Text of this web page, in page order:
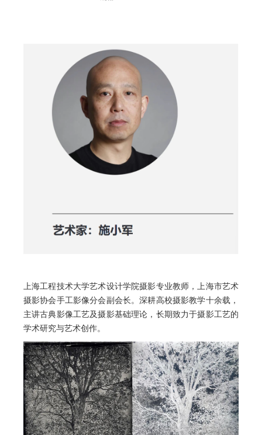
上海工程技术大学艺术设计学院摄影专业教师，上海市艺术
摄影协会手工影像分会副会长。深耕高校摄影教学十余载，
主讲古典影像工艺及摄影基础理论，长期致力于摄影工艺的
学术研究与艺术创作。